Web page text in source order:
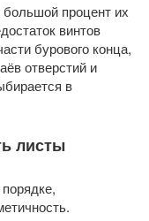
процент их
винтов
бурового конца,
отверстий и
в
листы